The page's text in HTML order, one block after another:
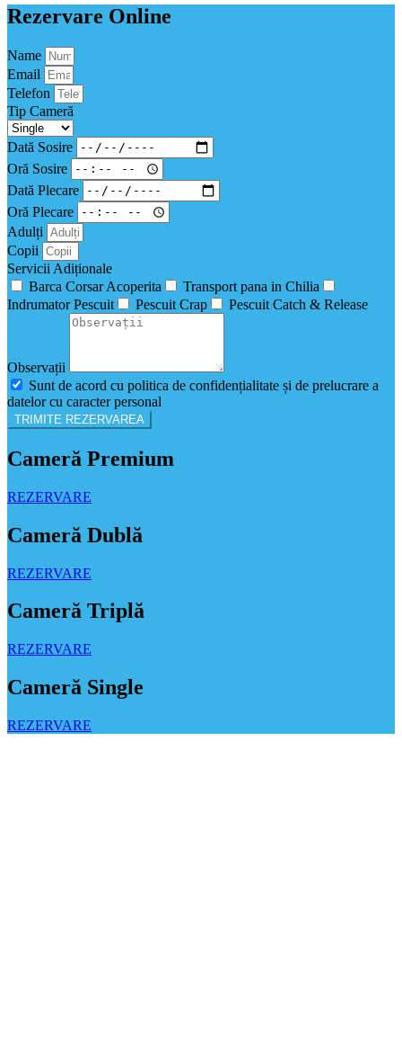
Rezervare Online
Name
Email
Telefon
Tip Cameră
Dată Sosire
Oră Sosire
Dată Plecare
Oră Plecare
Adulți
Copii
Servicii Adiționale
Barca Corsar Acoperita
Transport pana in Chilia
Indrumator Pescuit
Pescuit Crap Pescuit Catch & Release
Observații
Sunt de acord cu politica de confidențialitate și de prelucrare a
datelor cu caracter personal
TRIMITE REZERVAREA
Cameră Premium
REZERVARE
Cameră Dublă
REZERVARE
Cameră Triplă
REZERVARE
Cameră Single
REZERVARE